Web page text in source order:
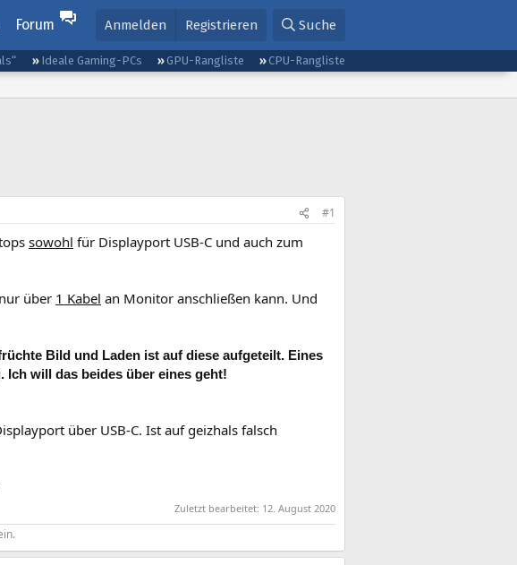
Forum Anmelden Registrieren Suche
Ideale Gaming-PCs GPU-Rangliste
CPU-Rangliste
#1
sowohl für Displayport USB-C und auch zum
über 1 Kabel an Monitor anschließen kann. Und
Bild und Laden ist auf diese aufgeteilt. Eines
Ich will das beides über eines geht!
über USB-C. Ist auf geizhals falsch
Zuletzt bearbeitet: 12. August 2020